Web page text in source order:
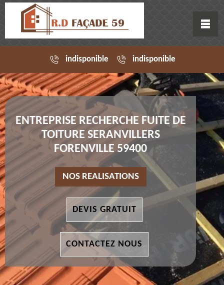
indisponible indisponible
ENTREPRISE RECHERCHE FUITE DE
TOITURE SERANVILLERS
FORENVILLE 59400
NOS REALISATIONS
DEVIS GRATUIT
CONTACTEZ NOUS